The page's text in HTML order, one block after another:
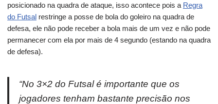
posicionado na quadra de ataque, isso acontece pois a Regra
do Futsal restringe a posse de bola do goleiro na quadra de
defesa, ele não pode receber a bola mais de um vez e não pode
permanecer com ela por mais de 4 segundo (estando na quadra
de defesa).
“No 3×2 do Futsal é importante que os
jogadores tenham bastante precisão nos